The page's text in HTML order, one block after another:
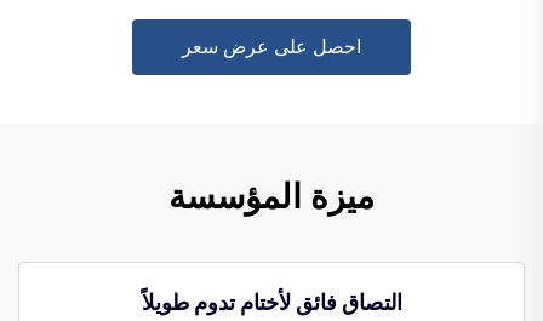
احصل على عرض سعر
ميزة المؤسسة
التصاق فائق لأختام تدوم طويلاً